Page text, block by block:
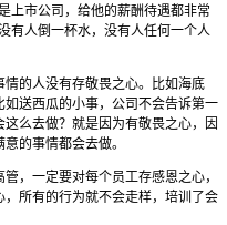
上市公司，给他的薪酬待遇都非常
有人倒一杯水，没有人任何一个人
的人没有存敬畏之心。比如海底
送西瓜的小事，公司不会告诉第一
么去做？就是因为有敬畏之心，因
的事情都会去做。
，一定要对每个员工存感恩之心，
所有的行为就不会走样，培训了会